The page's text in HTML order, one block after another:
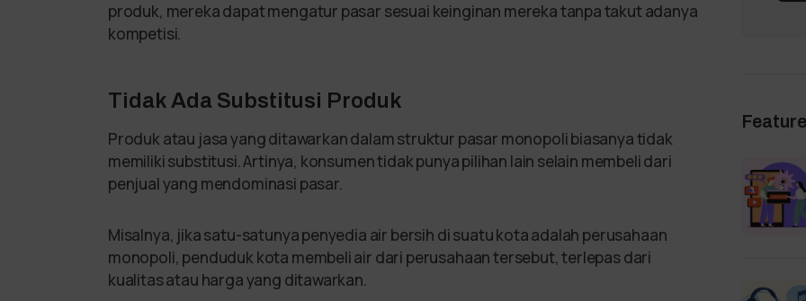
produk, mereka dapat mengatur pasar sesuai keinginan mereka tanpa takut adanya
kompetisi.
Tidak Ada Substitusi Produk
Produk atau jasa yang ditawarkan dalam struktur pasar monopoli biasanya tidak
memiliki substitusi. Artinya, konsumen tidak punya pilihan lain selain membeli dari
penjual yang mendominasi pasar.
Misalnya, jika satu-satunya penyedia air bersih di suatu kota adalah perusahaan
monopoli, penduduk kota membeli air dari perusahaan tersebut, terlepas dari
kualitas atau harga yang ditawarkan.